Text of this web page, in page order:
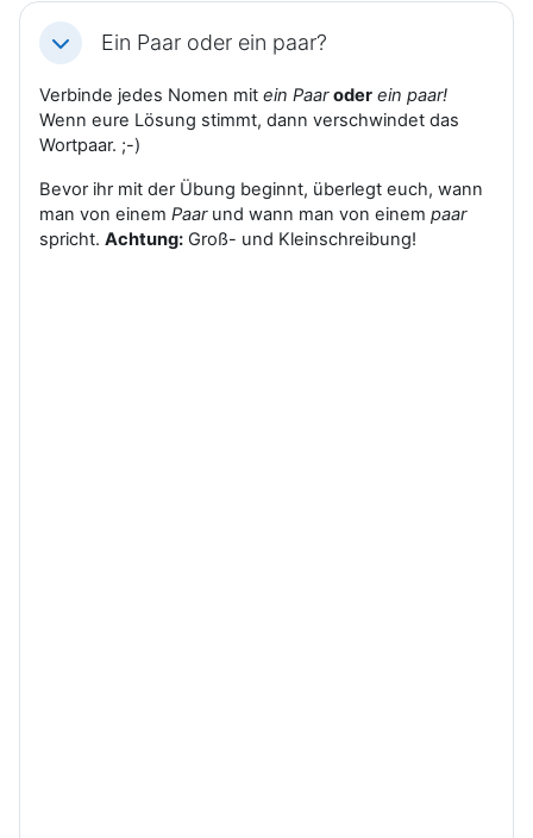
EinklappenEin Paar oder ein paar?
Verbinde jedes Nomen mit ein Paar oder ein paar!
Wenn eure Lösung stimmt, dann verschwindet das
Wortpaar. ;-)
Bevor ihr mit der Übung beginnt, überlegt euch, wann
man von einem Paar und wann man von einem paar
spricht. Achtung: Groß- und Kleinschreibung!